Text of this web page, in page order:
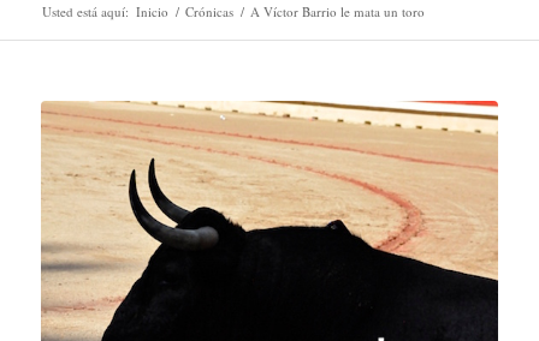
Usted está aquí: Inicio / Crónicas / A Víctor Barrio le mata un toro